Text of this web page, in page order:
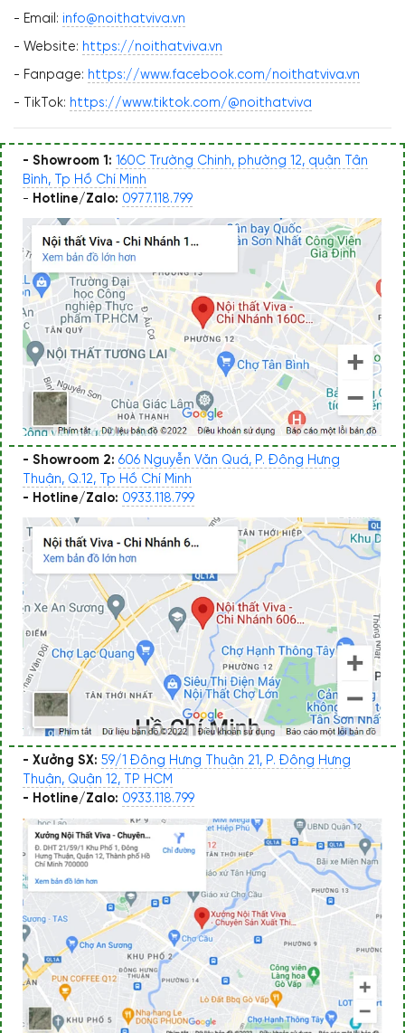
- Email: info@noithatviva.vn
- Website: https://noithatviva.vn
- Fanpage: https://www.facebook.com/noithatviva.vn
- TikTok: https://www.tiktok.com/@noithatviva
- Showroom 1: 160C Trường Chinh, phường 12, quận Tân
Bình, Tp Hồ Chí Minh
- Hotline/Zalo: 0977.118.799
- Showroom 2: 606 Nguyễn Văn Quá, P. Đông Hưng
Thuận, Q.12, Tp Hồ Chí Minh
- Hotline/Zalo: 0933.118.799
- Xưởng SX: 59/1 Đông Hưng Thuận 21, P. Đông Hưng
Thuận, Quận 12, TP HCM
- Hotline/Zalo: 0933.118.799